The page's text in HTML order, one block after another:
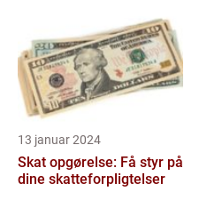
13 januar 2024
Skat opgørelse: Få styr på
dine skatteforpligtelser